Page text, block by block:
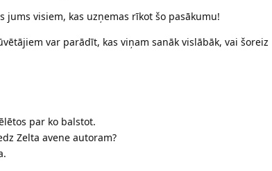
visiem, kas uzņemas rīkot šo pasākumu!
var parādīt, kas viņam sanāk vislābāk, vai šoreiz
par ko balstot.
Zelta avene autoram?